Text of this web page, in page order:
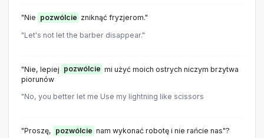
"Nie pozwólcie zniknąć fryzjerom."
"Let's not let the barber disappear."
"Nie, lepiej pozwólcie mi użyć moich ostrych niczym brzytwa
piorunów
"No, you better let me Use my lightning like scissors
"Proszę, pozwólcie nam wykonać robotę i nie rańcie nas"?